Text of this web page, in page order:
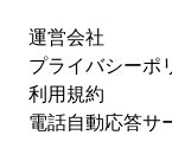
運営会社
プライバシーポ
利用規約
電話自動応答サ